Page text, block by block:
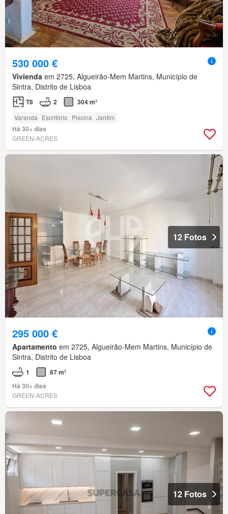
530 000 €
Vivienda em 2725, Algueirão-Mem Martins, Município de
Sintra, Distrito de Lisboa
T8 2 304 m²
Varanda Escritório Piscina Jardim
Há 30+ dias
GREEN-ACRES
12 Fotos
295 000 €
Apartamento em 2725, Algueirão-Mem Martins, Município de
Sintra, Distrito de Lisboa
1
87 m²
Há 30+ dias
GREEN-ACRES
12 Fotos